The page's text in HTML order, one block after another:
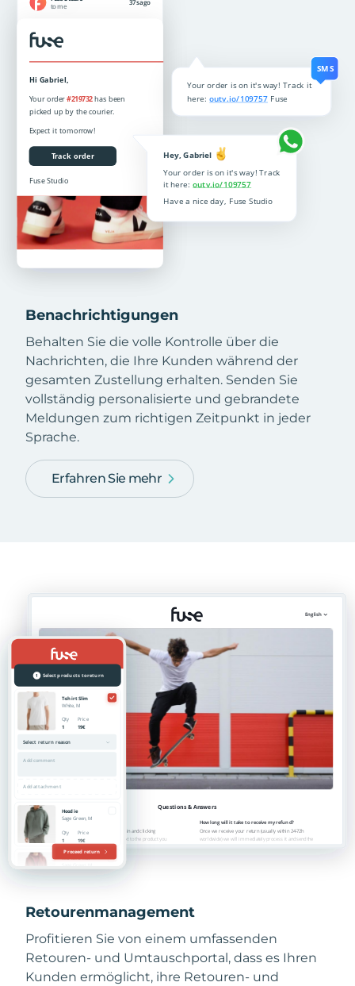
Benachrichtigungen
Behalten Sie die volle Kontrolle über die
Nachrichten, die Ihre Kunden während der
gesamten Zustellung erhalten. Senden Sie
vollständig personalisierte und gebrandete
Meldungen zum richtigen Zeitpunkt in jeder
Sprache.
Erfahren Sie mehr
Retourenmanagement
Profitieren Sie von einem umfassenden
Retouren- und Umtauschportal, dass es Ihren
Kunden ermöglicht, ihre Retouren- und